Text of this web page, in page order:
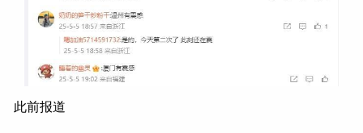
此前报道